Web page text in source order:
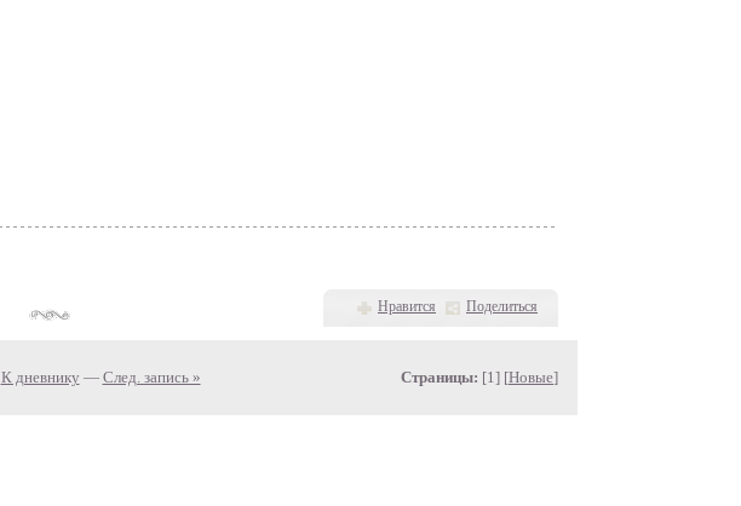
Нравится Поделиться
К дневнику — След. запись » Страницы: [1] [Новые]